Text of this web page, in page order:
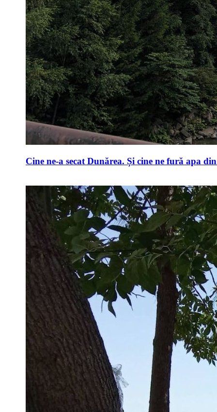
Cine ne-a secat Dunărea. Și cine ne fură apa